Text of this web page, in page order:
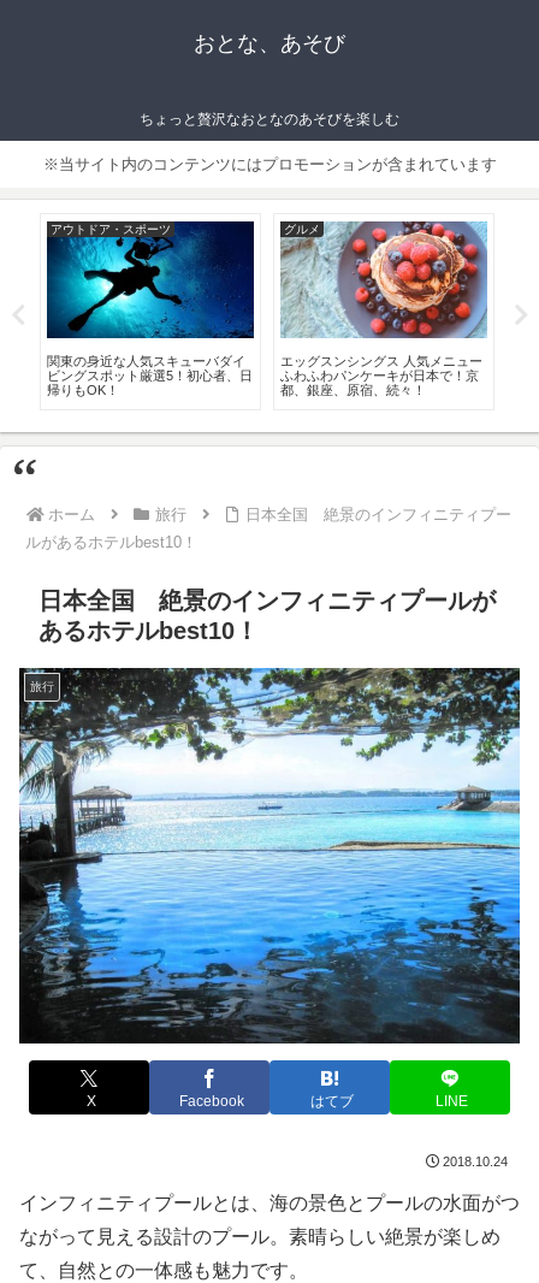
おとな、あそび
ちょっと贅沢なおとなのあそびを楽しむ
※当サイト内のコンテンツにはプロモーションが含まれています
アウトドア・スポーツ
関東の身近な人気スキューバダイ
ビングスポット厳選5！初心者、日
帰りもOK！
グルメ
エッグスンシングス 人気メニュー
ふわふわパンケーキが日本で！京
都、銀座、原宿、続々！
ホーム 旅行
日本全国 絶景のインフィニティプー
ルがあるホテルbest10！
日本全国 絶景のインフィニティプールが
あるホテルbest10！
旅行
X Facebook はてブ LINE
2018.10.24
インフィニティプールとは、海の景色とプールの水面がつ
ながって見える設計のプール。素晴らしい絶景が楽しめ
て、自然との一体感も魅力です。